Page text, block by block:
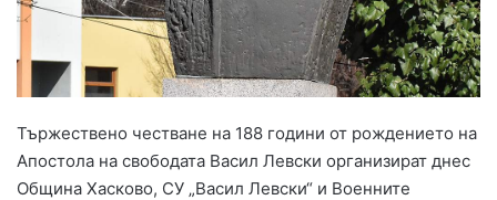
Тържествено честване на 188 години от рождението на
Апостола на свободата Васил Левски организират днес
Община Хасково, СУ „Васил Левски“ и Военните